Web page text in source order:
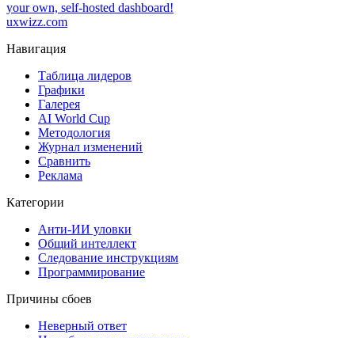
your own, self-hosted dashboard!
uxwizz.com
Навигация
Таблица лидеров
Графики
Галерея
AI World Cup
Методология
Журнал изменений
Сравнить
Реклама
Категории
Анти-ИИ уловки
Общий интеллект
Следование инструкциям
Программирование
Причины сбоев
Неверный ответ